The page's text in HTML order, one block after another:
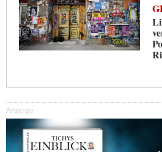
Anzeige